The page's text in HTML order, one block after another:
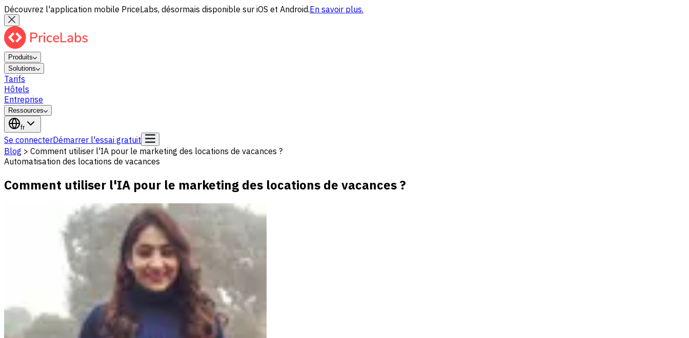
Découvrez l'application mobile PriceLabs, désormais disponible sur iOS et Android.En savoir plus.
Produits
Solutions
Tarifs
Hôtels
Entreprise
Ressources
fr
Se connecterDémarrer l'essai gratuit
Blog > Comment utiliser l'IA pour le marketing des locations de vacances ?
Automatisation des locations de vacances
Comment utiliser l'IA pour le marketing des locations de vacances ?